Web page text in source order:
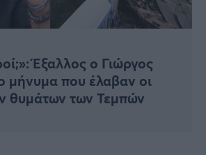
Έξαλλος ο Γιώργος
μήνυμα που έλαβαν οι
θυμάτων των Τεμπών